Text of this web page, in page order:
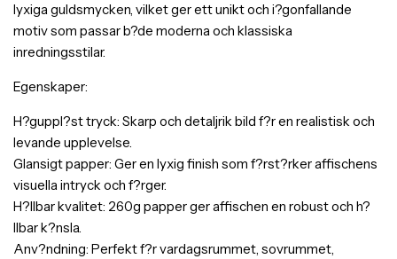
lyxiga guldsmycken, vilket ger ett unikt och i?gonfallande
motiv som passar b?de moderna och klassiska
inredningsstilar.
Egenskaper:
H?guppl?st tryck: Skarp och detaljrik bild f?r en realistisk och
levande upplevelse.
Glansigt papper: Ger en lyxig finish som f?rst?rker affischens
visuella intryck och f?rger.
H?llbar kvalitet: 260g papper ger affischen en robust och h?
llbar k?nsla.
Anv?ndning: Perfekt f?r vardagsrummet, sovrummet,